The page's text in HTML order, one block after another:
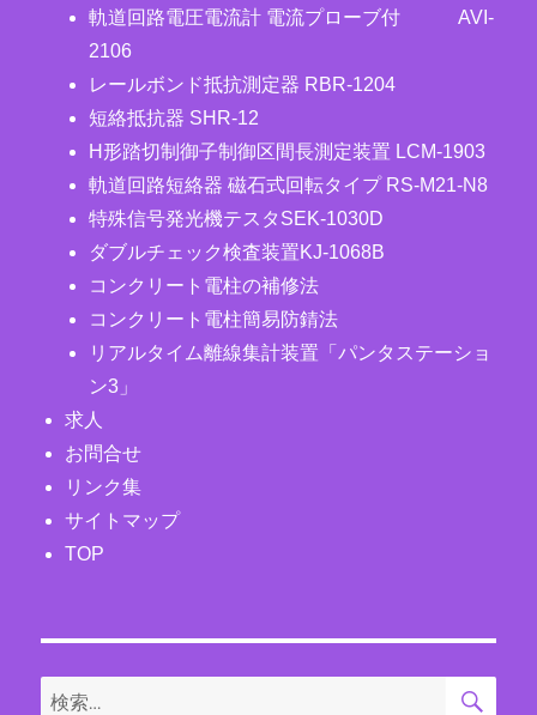
軌道回路電圧電流計 電流プローブ付 AVI-
2106
レールボンド抵抗測定器 RBR-1204
短絡抵抗器 SHR-12
H形踏切制御子制御区間長測定装置 LCM-1903
軌道回路短絡器 磁石式回転タイプ RS-M21-N8
特殊信号発光機テスタSEK-1030D
ダブルチェック検査装置KJ-1068B
コンクリート電柱の補修法
コンクリート電柱簡易防錆法
リアルタイム離線集計装置「パンタステーショ
ン3」
求人
お問合せ
リンク集
サイトマップ
TOP
検
検